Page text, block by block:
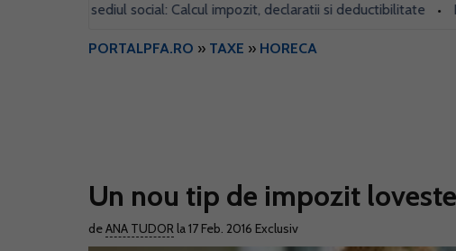
sediul social: Calcul impozit, declaratii si deductibilitate •
PORTALPFA.RO » TAXE » HORECA
Un nou tip de impozit
deANA TUDOR la 17 Feb. 2016 Exclusiv